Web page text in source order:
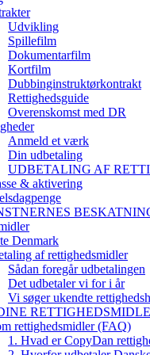
Udvikling
Spillefilm
Dokumentarfilm
Kortfilm
Dubbinginstruktørkontrakt
Rettighedsguide
Overenskomst med DR
Anmeld et værk
Din udbetaling
UDBETALING AF
& aktivering
Denmark
af rettighedsmidler
Sådan foregår udbetalingen
Det udbetaler vi for i år
Vi søger ukendte
rettighedsmidler (FAQ)
1. Hvad er CopyDan